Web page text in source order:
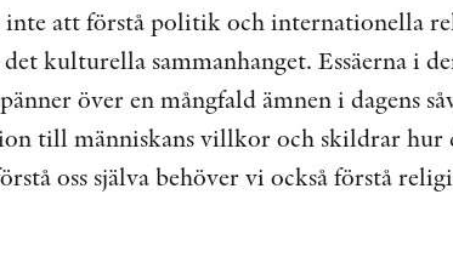
att förstå politik och internationella
kulturella sammanhanget. Essäerna i
över en mångfald ämnen i dagens
till människans villkor och skildrar hur
oss själva behöver vi också förstå